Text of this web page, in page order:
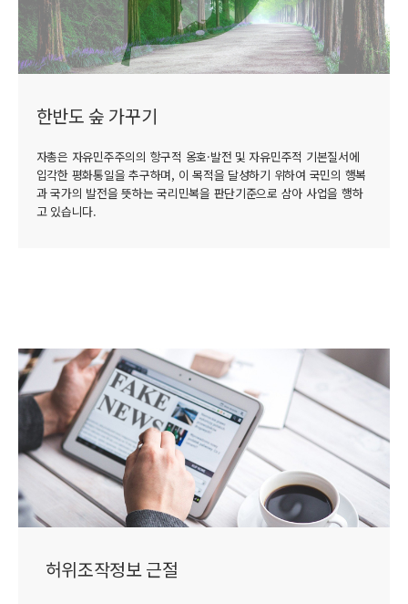
한반도 숲 가꾸기
자총은 자유민주주의의 항구적 옹호·발전 및 자유민주적 기본질서에
입각한 평화통일을 추구하며, 이 목적을 달성하기 위하여 국민의 행복
과 국가의 발전을 뜻하는 국리민복을 판단기준으로 삼아 사업을 행하
고 있습니다.
허위조작정보 근절